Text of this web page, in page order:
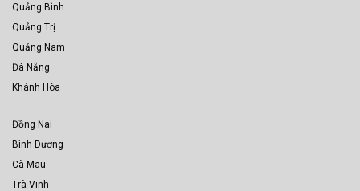
Quảng Bình
Quảng Trị
Quảng Nam
Đà Nẵng
Khánh Hòa
Đồng Nai
Bình Dương
Cà Mau
Trà Vinh